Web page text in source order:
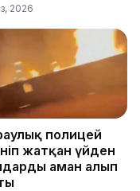
2026
полицей
жатқан үйден
аман алып